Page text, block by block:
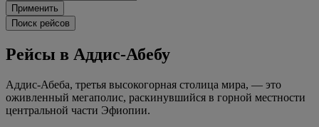
Применить
Поиск рейсов
Рейсы в Аддис-Абебу
Аддис-Абеба, третья высокогорная столица мира, — это
оживленный мегаполис, раскинувшийся в горной местности
центральной части Эфиопии.